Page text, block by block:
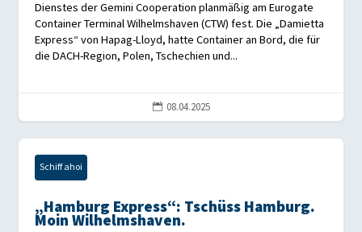
Dienstes der Gemini Cooperation planmäßig am Eurogate
Container Terminal Wilhelmshaven (CTW) fest. Die „Damietta
Express“ von Hapag-Lloyd, hatte Container an Bord, die für
die DACH-Region, Polen, Tschechien und...
 08.04.2025
Schiff ahoi
„Hamburg Express“: Tschüss Hamburg.
Moin Wilhelmshaven.